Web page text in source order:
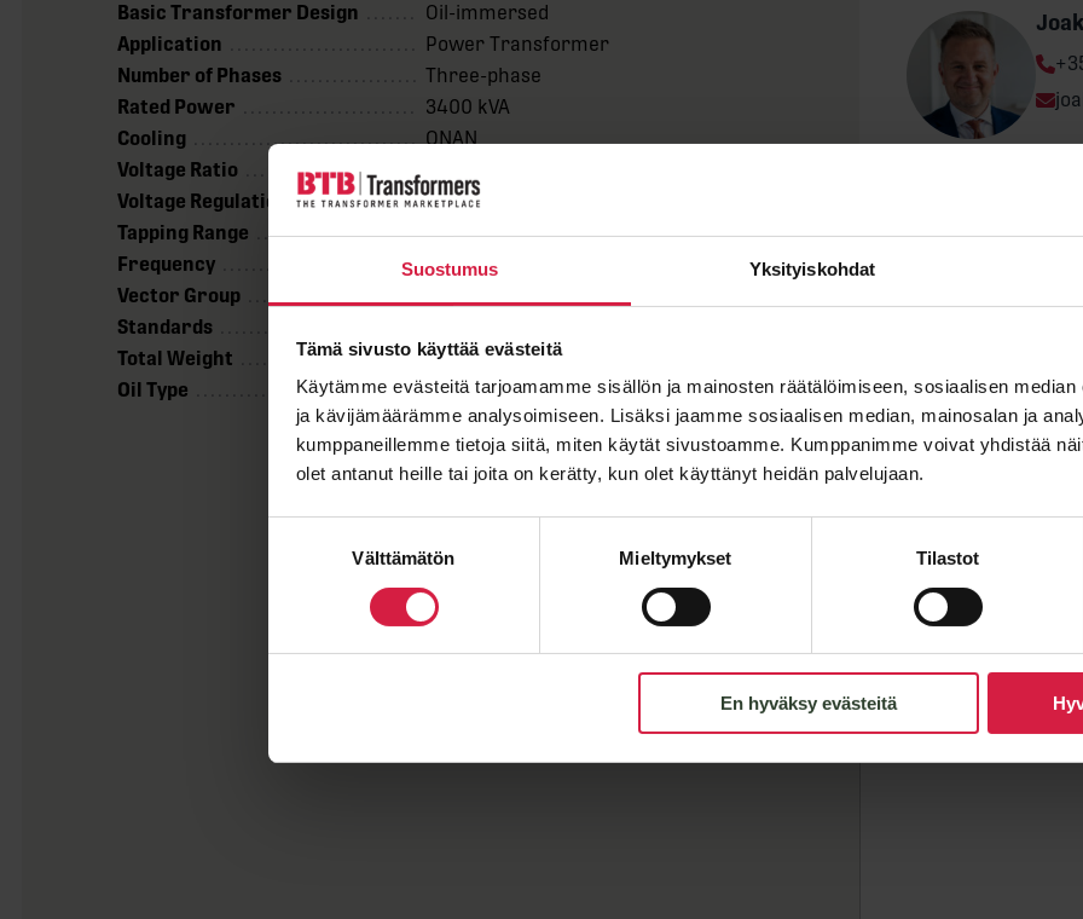
Suostumus Yksityiskohdat
Tämä sivusto käyttää evästeitä
Käytämme evästeitä tarjoamamme sisällön ja mainosten räätälöimiseen, sosiaalisen
ja kävijämäärämme analysoimiseen. Lisäksi jaamme sosiaalisen median, mainosalan ja
kumppaneillemme tietoja siitä, miten käytät sivustoamme. Kumppanimme voivat yhdistää
olet antanut heille tai joita on kerätty, kun olet käyttänyt heidän palvelujaan.
Välttämätön Mieltymykset Tilastot
En hyväksy evästeitä
Basic Transformer Design
Oil-immersed
Application
Power Transformer
Number of Phases
Three-phase
Rated Power
3400 kVA
Cooling
ONAN
Voltage Ratio
Voltage Regulation
off-circuit
Tapping Range
28496 – 36003 V
Frequency
50 Hz
Vector Group
Standards
Total Weight
7559 kg
Oil Type
NYNAS NYTRO LYRA X
Förnamn
Efternamn
Meddelande